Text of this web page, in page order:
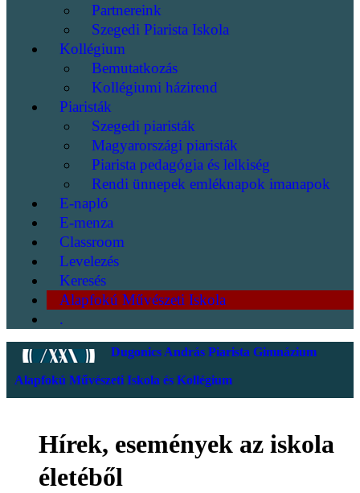
Partnereink
Szegedi Piarista Iskola
Kollégium
Bemutatkozás
Kollégiumi házirend
Piaristák
Szegedi piaristák
Magyarországi piaristák
Piarista pedagógia és lelkiség
Rendi ünnepek emléknapok imanapok
E-napló
E-menza
Classroom
Levelezés
Keresés
Alapfokú Művészeti Iskola
.
Dugonics András Piarista Gimnázium
Alapfokú Művészeti Iskola és Kollégium
Hírek, események az iskola
életéből